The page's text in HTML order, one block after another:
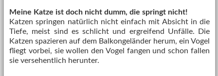
Meine Katze ist doch nicht dumm, die springt nicht!
Katzen springen natürlich nicht einfach mit Absicht in die
Tiefe, meist sind es schlicht und ergreifend Unfälle. Die
Katzen spazieren auf dem Balkongeländer herum, ein Vogel
fliegt vorbei, sie wollen den Vogel fangen und schon fallen
sie versehentlich herunter.